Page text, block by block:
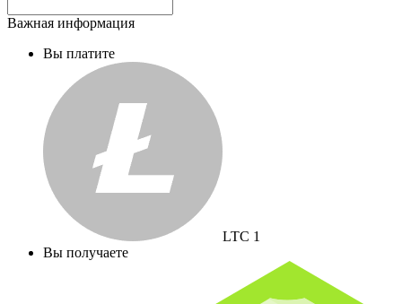
Важная информация
Вы платите
LTC 1
Вы получаете